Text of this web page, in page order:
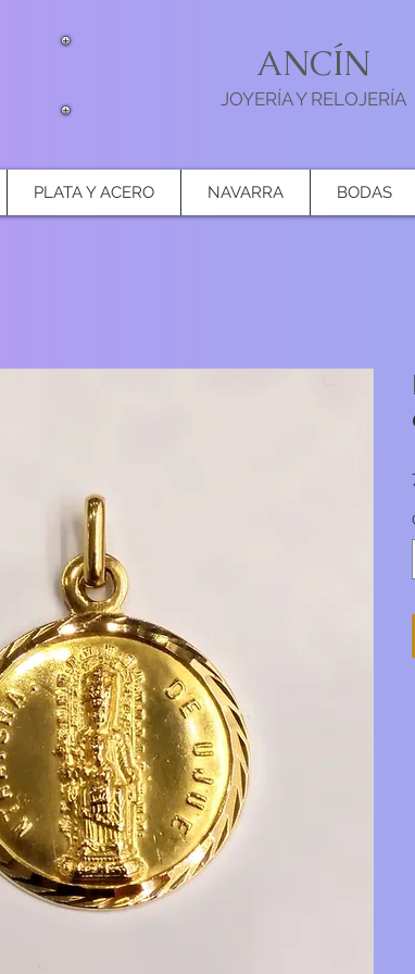
ANCÍN
JOYERÍA Y RELOJERÍA
PLATA Y ACERO NAVARRA BODAS